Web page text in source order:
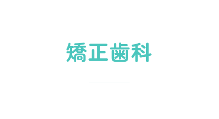
矯正歯科